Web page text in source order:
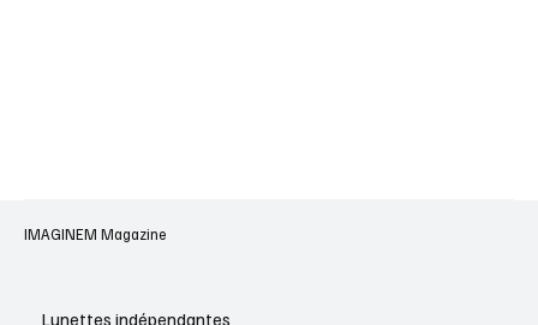
IMAGINEM Magazine
Lunettes indépendantes